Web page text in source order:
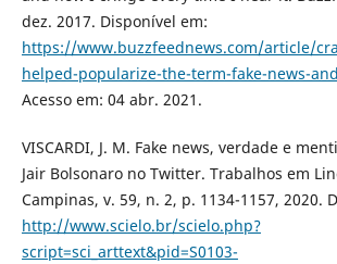
dez. 2017. Disponível em:
https://www.buzzfeednews.com/article/
helped-popularize-the-term-fake-news-
Acesso em: 04 abr. 2021.
VISCARDI, J. M. Fake news, verdade e
Jair Bolsonaro no Twitter. Trabalhos em
Campinas, v. 59, n. 2, p. 1134-1157, 2020.
http://www.scielo.br/scielo.php?
script=sci_arttext&pid=S0103-